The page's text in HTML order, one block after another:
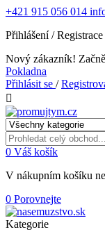
+421 915 056 014
Přihlášení / Registrace
Nový zákazník!
Pokladna
Přihlásit se /

0 Váš košík
V nákupním košíku
0 Porovnejte
Kategorie